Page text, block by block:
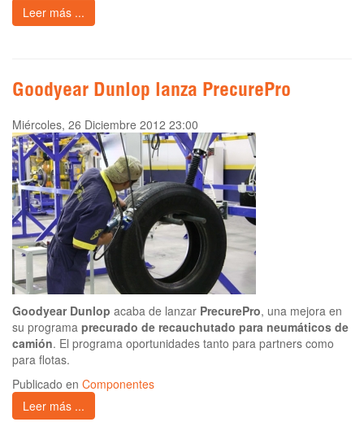
Leer más ...
Goodyear Dunlop lanza PrecurePro
Miércoles, 26 Diciembre 2012 23:00
Goodyear Dunlop acaba de lanzar PrecurePro, una mejora en
su programa precurado de recauchutado para neumáticos de
camión. El programa oportunidades tanto para partners como
para flotas.
Publicado en Componentes
Leer más ...